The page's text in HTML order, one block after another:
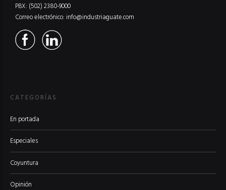
PBX: (502) 2380-9000
Correo electrónico: info@industriaguate.com
CATEGORÍAS
En portada
Especiales
Coyuntura
Opinión